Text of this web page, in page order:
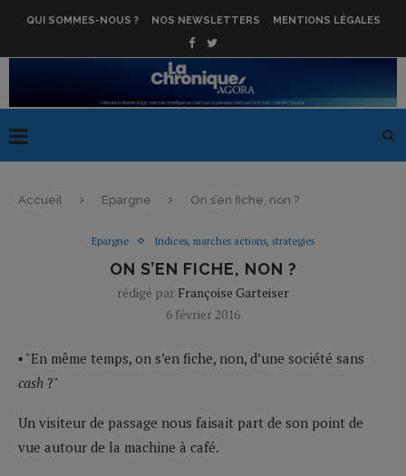
QUI SOMMES-NOUS ? NOS NEWSLETTERS MENTIONS LÉGALES
Accueil Epargne On s’en fiche, non ?
Epargne Indices, marches actions, strategies
ON S’EN FICHE, NON ?
rédigé par Françoise Garteiser
6 février 2016
▪ "En même temps, on s’en fiche, non, d’une société sans
cash ?"
Un visiteur de passage nous faisait part de son point de
vue autour de la machine à café.